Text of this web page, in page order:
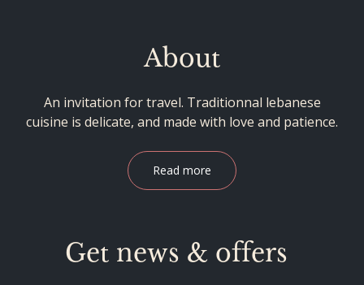
About
An invitation for travel. Traditionnal lebanese
cuisine is delicate, and made with love and patience.
Read more
Get news & offers